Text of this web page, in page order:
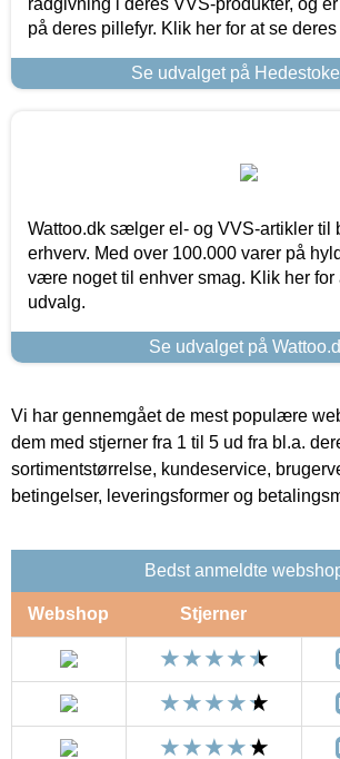
på deres pillefyr. Klik her for at se
Se udvalget på
Wattoo.dk sælger el- og VVS-artikler til
erhverv. Med over 100.000 varer på
være noget til enhver smag. Klik her for
udvalg.
Se udvalget på
Vi har gennemgået de mest populære
dem med stjerner fra 1 til 5 ud fra bl.a.
sortimentstørrelse, kundeservice,
betingelser, leveringsformer og
Bedst anmeldte
Webshop Stjerner